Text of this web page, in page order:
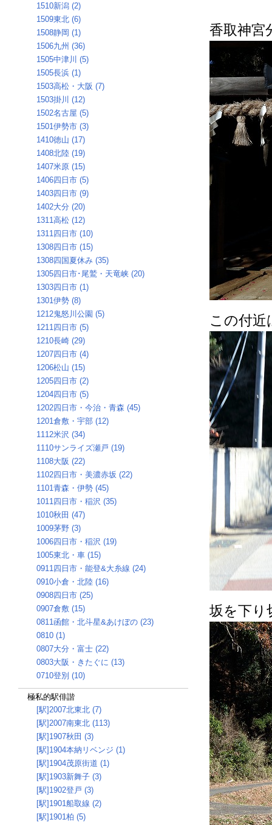
香取神宮
この付
坂を下り
1510新潟 (2)
1509東北 (6)
1508静岡 (1)
1506九州 (36)
1505中津川 (5)
1505長浜 (1)
1503高松・大阪 (7)
1503掛川 (12)
1502名古屋 (5)
1501伊勢市 (3)
1410徳山 (17)
1408北陸 (19)
1407米原 (15)
1406四日市 (5)
1403四日市 (9)
1402大分 (20)
1311高松 (12)
1311四日市 (10)
1308四日市 (15)
1308四国夏休み (35)
1305四日市･尾鷲・天竜峡 (20)
1303四日市 (1)
1301伊勢 (8)
1212鬼怒川公園 (5)
1211四日市 (5)
1210長崎 (29)
1207四日市 (4)
1206松山 (15)
1205四日市 (2)
1204四日市 (5)
1202四日市・今治・青森 (45)
1201倉敷・宇部 (12)
1112米沢 (34)
1110サンライズ瀬戸 (19)
1108大阪 (22)
1102四日市・美濃赤坂 (22)
1101青森・伊勢 (45)
1011四日市・稲沢 (35)
1010秋田 (47)
1009茅野 (3)
1006四日市・稲沢 (19)
1005東北・車 (15)
0911四日市・能登&大糸線 (24)
0910小倉・北陸 (16)
0908四日市 (25)
0907倉敷 (15)
0811函館・北斗星&あけぼの (23)
0810 (1)
0807大分・富士 (22)
0803大阪・きたぐに (13)
0710登別 (10)
極私的駅俳諧
[駅]2007北東北 (7)
[駅]2007南東北 (113)
[駅]1907秋田 (3)
[駅]1904本納リベンジ (1)
[駅]1904茂原街道 (1)
[駅]1903新舞子 (3)
[駅]1902登戸 (3)
[駅]1901船取線 (2)
[駅]1901柏 (5)